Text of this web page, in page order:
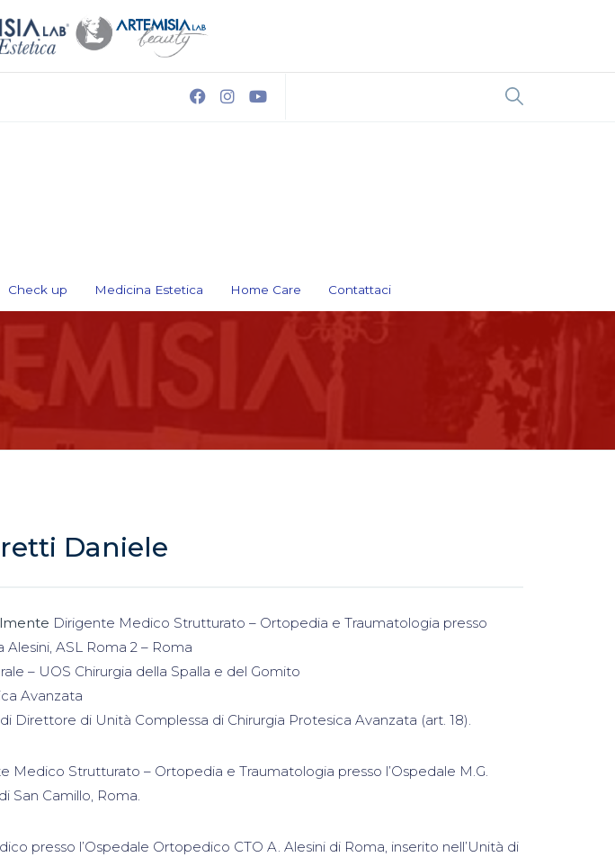
Check up Medicina Estetica Home Care Contattaci
Daniele
Dirigente Medico Strutturato – Ortopedia e Traumatologia presso
Alesini, ASL Roma 2 – Roma
– UOS Chirurgia della Spalla e del Gomito
Avanzata
Direttore di Unità Complessa di Chirurgia Protesica Avanzata (art. 18).
Medico Strutturato – Ortopedia e Traumatologia presso l’Ospedale M.G.
San Camillo, Roma.
presso l’Ospedale Ortopedico CTO A. Alesini di Roma, inserito nell’Unità di